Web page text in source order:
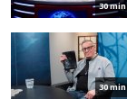
30 min
30 min